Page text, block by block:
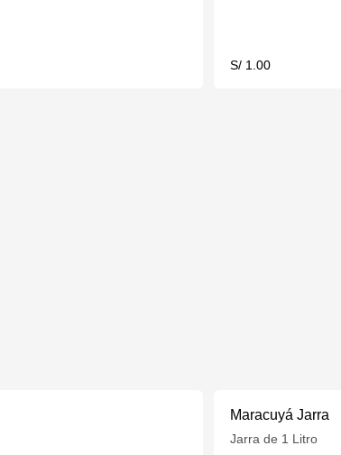
S/ 1.00
Maracuyá Jarra
Jarra de 1 Litro